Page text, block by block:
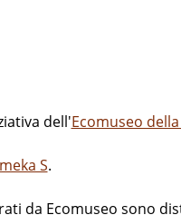
dell'Ecomuseo
S.
da Ecomuseo sono